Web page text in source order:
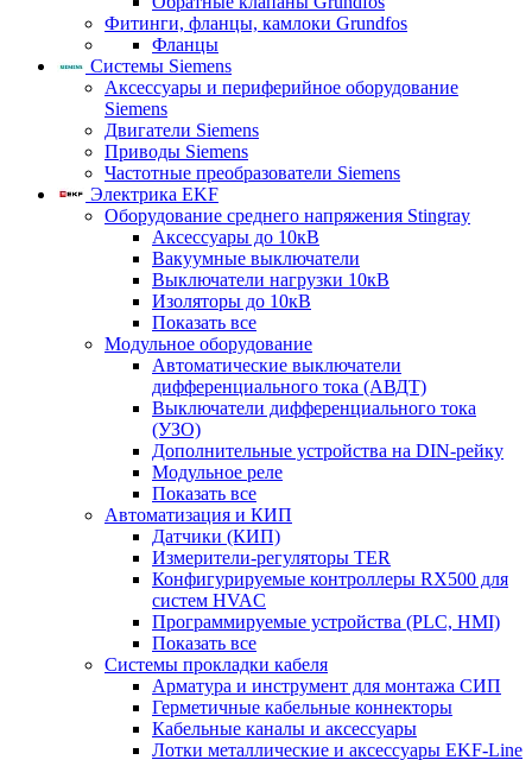
Фитинги, фланцы, камлоки Grundfos
Фланцы
Системы Siemens
Аксессуары и периферийное оборудование
Siemens
Двигатели Siemens
Приводы Siemens
Частотные преобразователи Siemens
Электрика EKF
Оборудование среднего напряжения Stingray
Аксессуары до 10кВ
Вакуумные выключатели
Выключатели нагрузки 10кВ
Изоляторы до 10кВ
Показать все
Модульное оборудование
Автоматические выключатели
дифференциального тока (АВДТ)
Выключатели дифференциального тока
(УЗО)
Дополнительные устройства на DIN-рейку
Модульное реле
Показать все
Автоматизация и КИП
Датчики (КИП)
Измерители-регуляторы TER
Конфигурируемые контроллеры RX500 для
систем HVAC
Программируемые устройства (PLC, HMI)
Показать все
Системы прокладки кабеля
Арматура и инструмент для монтажа СИП
Герметичные кабельные коннекторы
Кабельные каналы и аксессуары
Лотки металлические и аксессуары EKF-Line